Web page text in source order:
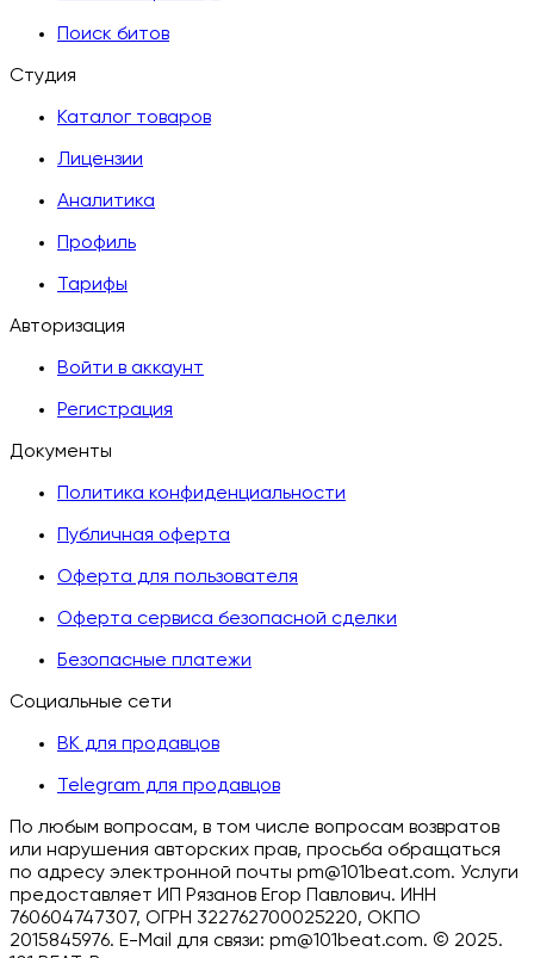
Поиск битов
Студия
Каталог товаров
Лицензии
Аналитика
Профиль
Тарифы
Авторизация
Войти в аккаунт
Регистрация
Документы
Политика конфиденциальности
Публичная оферта
Оферта для пользователя
Оферта сервиса безопасной сделки
Безопасные платежи
Социальные сети
ВК для продавцов
Telegram для продавцов
По любым вопросам, в том числе вопросам возвратов
или нарушения авторских прав, просьба обращаться
по адресу электронной почты pm@101beat.com. Услуги
предоставляет ИП Рязанов Егор Павлович. ИНН
760604747307, ОГРН 322762700025220, ОКПО
2015845976. E-Mail для связи: pm@101beat.com. © 2025.